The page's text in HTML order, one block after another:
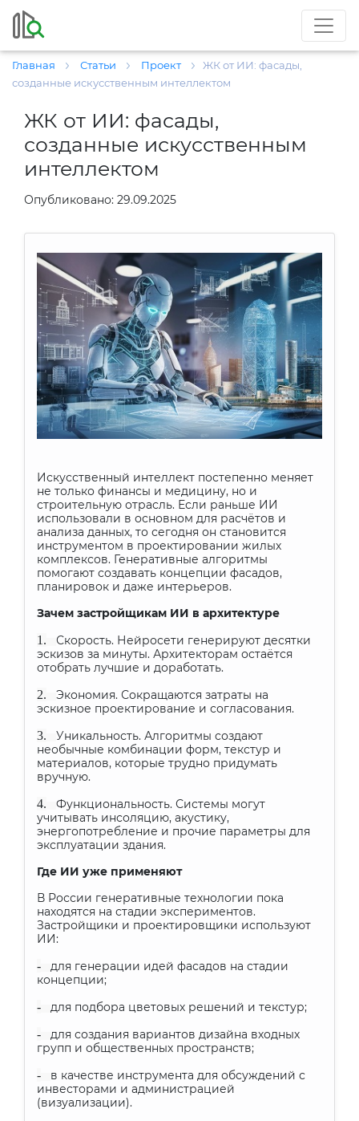
Главная Статьи Проект
ЖК от ИИ: фасады,
созданные искусственным интеллектом
ЖК от ИИ: фасады,
созданные искусственным
интеллектом
Опубликовано: 29.09.2025
Искусственный интеллект постепенно меняет
не только финансы и медицину, но и
строительную отрасль. Если раньше ИИ
использовали в основном для расчётов и
анализа данных, то сегодня он становится
инструментом в проектировании жилых
комплексов. Генеративные алгоритмы
помогают создавать концепции фасадов,
планировок и даже интерьеров.
Зачем застройщикам ИИ в архитектуре
1.
Скорость. Нейросети генерируют десятки
эскизов за минуты. Архитекторам остаётся
отобрать лучшие и доработать.
2.
Экономия. Сокращаются затраты на
эскизное проектирование и согласования.
3.
Уникальность. Алгоритмы создают
необычные комбинации форм, текстур и
материалов, которые трудно придумать
вручную.
4.
Функциональность. Системы могут
учитывать инсоляцию, акустику,
энергопотребление и прочие параметры для
эксплуатации здания.
Где ИИ уже применяют
В России генеративные технологии пока
находятся на стадии экспериментов.
Застройщики и проектировщики используют
ИИ:
-
для генерации идей фасадов на стадии
концепции;
- для подбора цветовых решений и текстур;
-
для создания вариантов дизайна входных
групп и общественных пространств;
-
в качестве инструмента для обсуждений с
инвесторами и администрацией
(визуализации).